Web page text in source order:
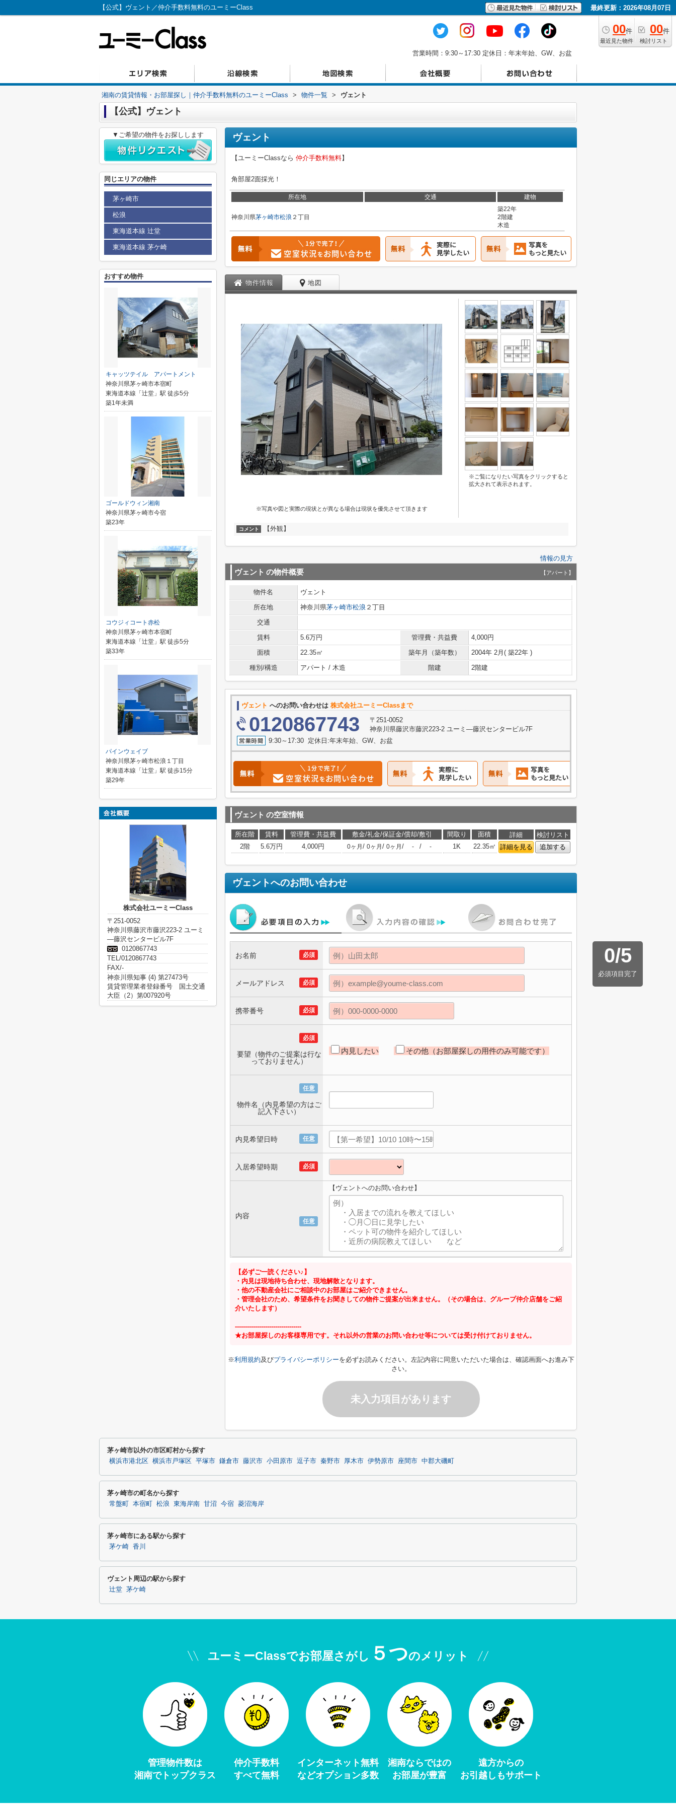
【公式】ヴェント／仲介手数料無料のユーミーClass 最終更新：2026年08月07日
00件
最近見た物件
00件
検討リスト
営業時間：9:30～17:30 定休日：年末年始、GW、お盆
湘南の賃貸情報・お部屋探し｜仲介手数料無料のユーミーClass > 物件一覧 > ヴェント
【公式】ヴェント
ヴェント
【ユーミーClassなら 仲介手数料無料】
角部屋2面採光！
所在地 交通 建物
神奈川県茅ヶ崎市松浪 ２丁目
築22年
2階建
木造
物件情報 地図
※写真や図と実際の現状とが異なる場合は現状を優先させて頂きます
※ご覧になりたい写真をクリックすると
拡大されて表示されます。
コメント 【外観】
情報の見方
ヴェント の物件概要 【アパート】
物件名
ヴェント
所在地
神奈川県茅ヶ崎市松浪 ２丁目
交通
賃料
5.6万円 管理費・共益費
4,000円
面積
22.35㎡ 築年月（築年数）
2004年 2月( 築22年 )
種別/構造
アパート / 木造 階建 2階建
ヴェント へのお問い合わせは 株式会社ユーミーClassまで
0120867743
〒251-0052
神奈川県藤沢市藤沢223-2 ユーミ―藤沢センタービル7F
9:30～17:30 定休日:年末年始、GW、お盆
ヴェント の空室情報
所在階 賃料 管理費・共益費 敷金/礼金/保証金/償却/敷引 間取り 面積 詳細
検討リスト
2階
5.6万円 4,000円 0ヶ月 / 0ヶ月 / 0ヶ月 / - / - 1K 22.35㎡ 詳細を見る 追加する
ヴェントへのお問い合わせ
0/5
必須項目完了
必須
お名前
必須
メールアドレス
必須
携帯番号
必須
要望（物件のご提案は行な
っておりません）
内見したい その他（お部屋探しの用件のみ可能です）
任意
物件名（内見希望の方はご
記入下さい）
任意
内見希望日時
必須
入居希望時期
任意
内容
【ヴェントへのお問い合わせ】
【必ずご一読ください♪】
・内見は現地待ち合わせ、現地解散となります。
・他の不動産会社にご相談中のお部屋はご紹介できません。
・管理会社のため、希望条件をお聞きしての物件ご提案が出来ません。（その場合は、グループ仲介店舗をご紹
介いたします）
---------------------------------
★お部屋探しのお客様専用です。それ以外の営業のお問い合わせ等については受け付けておりません。
※利用規約及びプライバシーポリシーを必ずお読みください。左記内容に同意いただいた場合は、確認画面へお進み下
さい。
未入力項目があります
▼ご希望の物件をお探しします
同じエリアの物件
茅ヶ崎市
松浪
東海道本線 辻堂
東海道本線 茅ケ崎
おすすめ物件
キャッツテイル アパートメント
神奈川県茅ヶ崎市本宿町
東海道本線「辻堂」駅 徒歩5分
築1年未満
ゴールドウィン湘南
神奈川県茅ヶ崎市今宿
築23年
コウジィコート赤松
神奈川県茅ヶ崎市本宿町
東海道本線「辻堂」駅 徒歩5分
築33年
パインウェイブ
神奈川県茅ヶ崎市松浪１丁目
東海道本線「辻堂」駅 徒歩15分
築29年
株式会社ユーミーClass
〒251-0052
神奈川県藤沢市藤沢223-2 ユーミ
―藤沢センタービル7F
0120867743
TEL/0120867743
FAX/-
神奈川県知事 (4) 第27473号
賃貸管理業者登録番号 国土交通
大臣（2）第007920号
茅ヶ崎市以外の市区町村から探す
横浜市港北区 横浜市戸塚区 平塚市 鎌倉市 藤沢市 小田原市 逗子市 秦野市 厚木市 伊勢原市 座間市 中郡大磯町
茅ヶ崎市の町名から探す
常盤町 本宿町 松浪 東海岸南 甘沼 今宿 菱沼海岸
茅ヶ崎市にある駅から探す
茅ケ崎 香川
ヴェント周辺の駅から探す
辻堂 茅ケ崎
ユーミーClassでお部屋さがし ５つのメリット
管理物件数は
湘南でトップクラス
仲介手数料
すべて無料
インターネット無料
などオプション多数
湘南ならではの
お部屋が豊富
遠方からの
お引越しもサポート